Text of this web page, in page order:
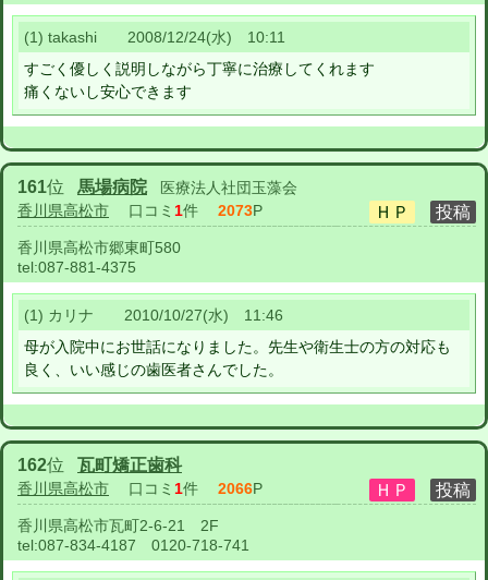
(1) takashi 2008/12/24(水) 10:11
すごく優しく説明しながら丁寧に治療してくれます
痛くないし安心できます
161位 馬場病院
医療法人社団玉藻会
香川県高松市 口コミ 1件 2073P
香川県高松市郷東町580
tel:087-881-4375
(1) カリナ 2010/10/27(水) 11:46
母が入院中にお世話になりました。先生や衛生士の方の対応も
良く、いい感じの歯医者さんでした。
162位 瓦町矯正歯科
香川県高松市 口コミ 1件 2066P
香川県高松市瓦町2-6-21 2F
tel:087-834-4187 0120-718-741